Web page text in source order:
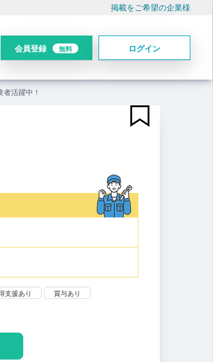
掲載をご希望の企業様
会員登録 無料 ログイン
活躍中！
支援あり
賞与あり